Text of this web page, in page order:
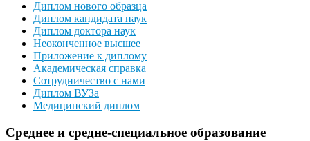
Диплом нового образца
Диплом кандидата наук
Диплом доктора наук
Неоконченное высшее
Приложение к диплому
Академическая справка
Сотрудничество с нами
Диплом ВУЗа
Медицинский диплом
Среднее и средне-специальное образование